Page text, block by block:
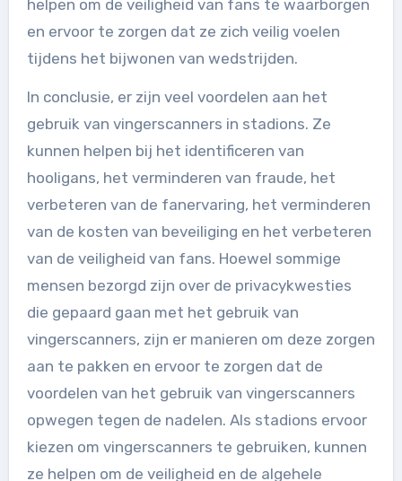
helpen om de veiligheid van fans te waarborgen
en ervoor te zorgen dat ze zich veilig voelen
tijdens het bijwonen van wedstrijden.
In conclusie, er zijn veel voordelen aan het
gebruik van vingerscanners in stadions. Ze
kunnen helpen bij het identificeren van
hooligans, het verminderen van fraude, het
verbeteren van de fanervaring, het verminderen
van de kosten van beveiliging en het verbeteren
van de veiligheid van fans. Hoewel sommige
mensen bezorgd zijn over de privacykwesties
die gepaard gaan met het gebruik van
vingerscanners, zijn er manieren om deze zorgen
aan te pakken en ervoor te zorgen dat de
voordelen van het gebruik van vingerscanners
opwegen tegen de nadelen. Als stadions ervoor
kiezen om vingerscanners te gebruiken, kunnen
ze helpen om de veiligheid en de algehele